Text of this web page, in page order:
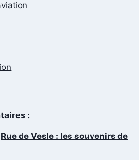
:
Rue de Vesle : les souvenirs de